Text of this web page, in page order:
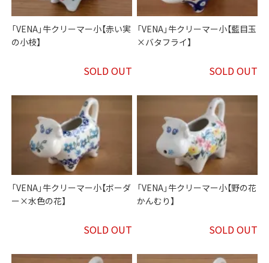
「VENA」牛クリーマー小【赤い実
の小枝】
SOLD OUT
「VENA」牛クリーマー小【藍目玉
×バタフライ】
SOLD OUT
「VENA」牛クリーマー小【ボーダ
ー×水色の花】
SOLD OUT
「VENA」牛クリーマー小【野の花
かんむり】
SOLD OUT